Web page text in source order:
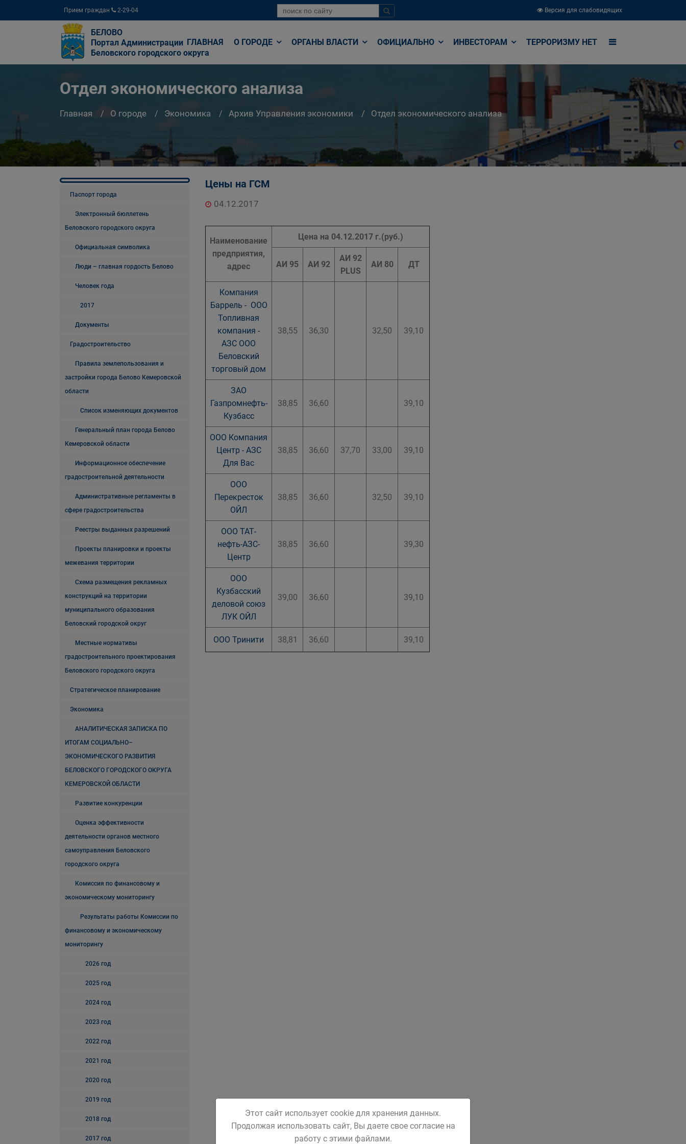
Прием граждан 2-29-04 Версия для слабовидящих
БЕЛОВО
Портал Администрации
Беловского городского округа
ГЛАВНАЯ О ГОРОДЕ ОРГАНЫ ВЛАСТИ ОФИЦИАЛЬНО ИНВЕСТОРАМ ТЕРРОРИЗМУ НЕТ
Отдел экономического анализа
Главная О городе Экономика Архив Управления экономики Отдел экономического анализа
Паспорт города
Электронный бюллетень
Беловского городского округа
Официальная символика
Люди – главная гордость Белово
Человек года
2017
Документы
Градостроительство
Правила землепользования и
застройки города Белово Кемеровской
области
Список изменяющих документов
Генеральный план города Белово
Кемеровской области
Информационное обеспечение
градостроительной деятельности
Административные регламенты в
сфере градостроительства
Реестры выданных разрешений
Проекты планировки и проекты
межевания территории
Схема размещения рекламных
конструкций на территории
муниципального образования
Беловский городской округ
Местные нормативы
градостроительного проектирования
Беловского городского округа
Стратегическое планирование
Экономика
АНАЛИТИЧЕСКАЯ ЗАПИСКА ПО
ИТОГАМ СОЦИАЛЬНО–
ЭКОНОМИЧЕСКОГО РАЗВИТИЯ
БЕЛОВСКОГО ГОРОДСКОГО ОКРУГА
КЕМЕРОВСКОЙ ОБЛАСТИ
Развитие конкуренции
Оценка эффективности
деятельности органов местного
самоуправления Беловского
городского округа
Комиссия по финансовому и
экономическому мониторингу
Результаты работы Комиссии по
финансовому и экономическому
мониторингу
2026 год
2025 год
2024 год
2023 год
2022 год
2021 год
2020 год
2019 год
2018 год
2017 год
Цены на ГСМ
04.12.2017
Наименование
предприятия,
адрес
Цена на 04.12.2017 г.(руб.)
АИ 95 АИ 92
АИ 92
PLUS
АИ 80 ДТ
Компания
Баррель - ООО
Топливная
компания -
АЗС ООО
Беловский
торговый дом
38,55 36,30 32,50 39,10
ЗАО
Газпромнефть-
Кузбасс
38,85 36,60 39,10
ООО Компания
Центр - АЗС
Для Вас
38,85 36,60 37,70 33,00 39,10
ООО
Перекресток
ОЙЛ
38,85 36,60 32,50 39,10
ООО ТАТ-
нефть-АЗС-
Центр
38,85 36,60 39,30
ООО
Кузбасский
деловой союз
ЛУК ОЙЛ
39,00 36,60 39,10
ООО Тринити 38,81 36,60 39,10
Этот сайт использует cookie для хранения данных.
Продолжая использовать сайт, Вы даете свое согласие на
работу с этими файлами.